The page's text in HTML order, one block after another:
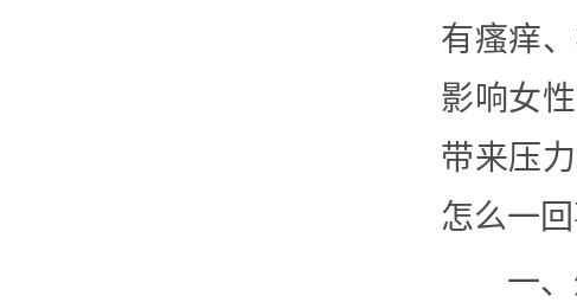
有瘙痒
影响女
带来压
怎么一
一